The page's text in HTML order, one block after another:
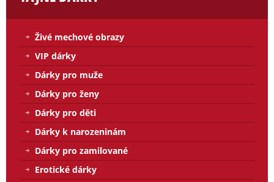
Živé mechové obrazy
VIP dárky
Dárky pro muže
Dárky pro ženy
Dárky pro děti
Dárky k narozeninám
Dárky pro zamilované
Erotické dárky